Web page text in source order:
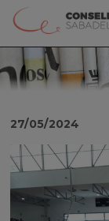
27/05/2024